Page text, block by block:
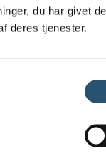
du har givet
deres tjenester.